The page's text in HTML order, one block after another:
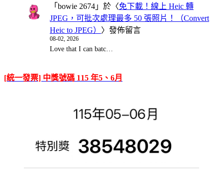
「 bowie 2674 」於〈免下載！線上 Heic 轉
JPEG，可批次處理最多 50 張照片！（Convert
Heic to JPEG） 〉發佈留言
08-02, 2026
Love that I can batc…
[統一發票] 中獎號碼 115 年5、6月